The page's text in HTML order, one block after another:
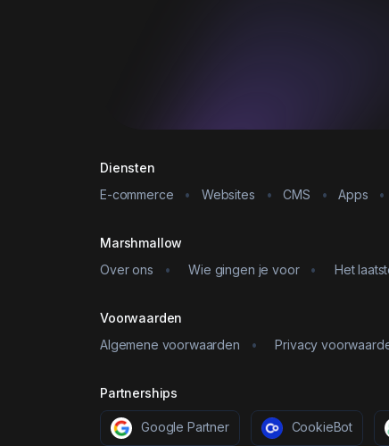
Diensten
E-commerce
• Websites • CMS • Apps •
Marshmallow
Over ons
• Wie gingen je voor • Het
Voorwaarden
Algemene voorwaarden
• Privacy
Partnerships
Google Partner CookieBot